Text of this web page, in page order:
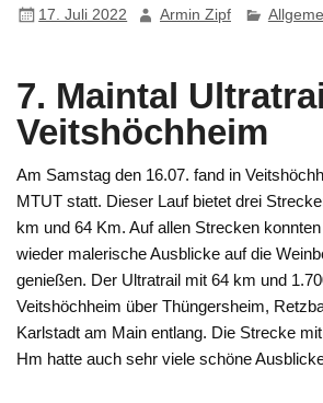
17. Juli 2022 Armin Zipf
7. Maintal
Veitshöchheim
Am Samstag den 16.07. fand in
MTUT statt. Dieser Lauf bietet drei
km und 64 Km. Auf allen Strecken
wieder malerische Ausblicke auf die
genießen. Der Ultratrail mit 64 km und
Veitshöchheim über Thüngersheim,
Karlstadt am Main entlang. Die Strecke
Hm hatte auch sehr viele schöne